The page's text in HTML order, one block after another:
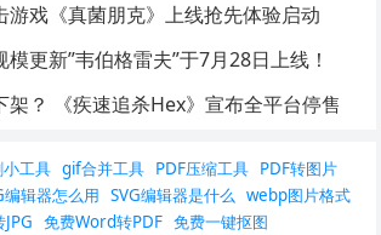
游戏《真菌朋克》上线抢先体验启动
模更新”韦伯格雷夫”于7月28日上线！
架？ 《疾速追杀Hex》宣布全平台停售
工具 gif合并工具 PDF压缩工具 PDF转图片
编辑器怎么用 SVG编辑器是什么 webp图片格式
免费Word转PDF 免费一键抠图